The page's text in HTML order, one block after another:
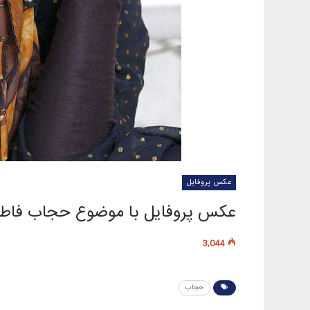
عکس پروفایل
عکس پروفایل با موضوع حجاب
3,044
حجاب